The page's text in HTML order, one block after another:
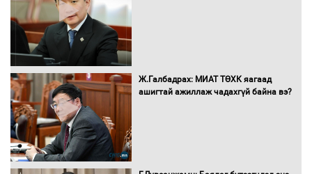
Бүх шатанд хэмнэлтийн горимд
шилжиж, найр наадам, зөвлөгөөн,
Ж.Галбадрах: МИАТ ТӨХК яагаад
ашигтай ажиллаж чадахгүй байна вэ?